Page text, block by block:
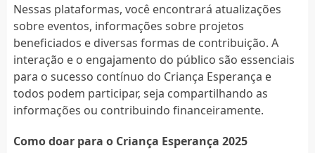
Nessas plataformas, você encontrará atualizações
sobre eventos, informações sobre projetos
beneficiados e diversas formas de contribuição. A
interação e o engajamento do público são essenciais
para o sucesso contínuo do Criança Esperança e
todos podem participar, seja compartilhando as
informações ou contribuindo financeiramente.
Como doar para o Criança Esperança 2025